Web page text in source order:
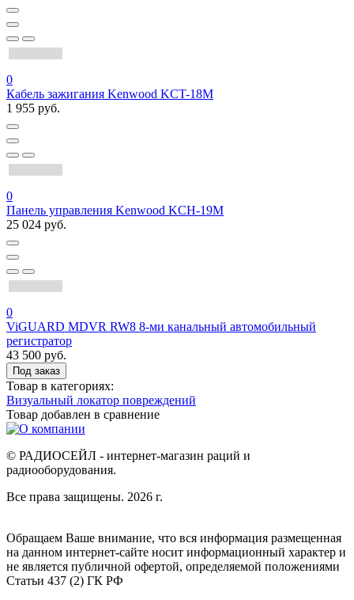
0
Кабель зажигания Kenwood KCT-18M
1 955 руб.
0
Панель управления Kenwood KCH-19M
25 024 руб.
0
ViGUARD MDVR RW8 8-ми канальный автомобильный
регистратор
43 500 руб.
Под заказ
Товар в категориях:
Визуальный локатор повреждений
Товар добавлен в сравнение
© РАДИОСЕЙЛ - интернет-магазин раций и
радиооборудования.
Все права защищены. 2026 г.
Обращаем Ваше внимание, что вся информация размещенная
на данном интернет-сайте носит информационный характер и
не является публичной офертой, определяемой положениями
Статьи 437 (2) ГК РФ